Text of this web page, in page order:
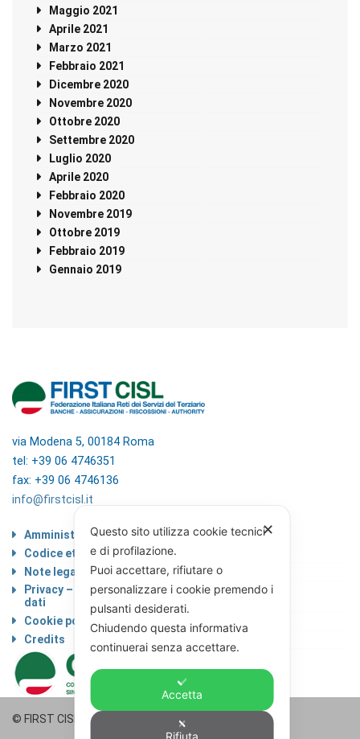
Maggio 2021
Aprile 2021
Marzo 2021
Febbraio 2021
Dicembre 2020
Novembre 2020
Ottobre 2020
Settembre 2020
Luglio 2020
Aprile 2020
Febbraio 2020
Novembre 2019
Ottobre 2019
Febbraio 2019
Gennaio 2019
via Modena 5, 00184 Roma
tel: +39 06 4746351
fax: +39 06 4746136
info@firstcisl.it
Amministrazione trasparente
Codice etico
Note legali
Privacy – Informativa sul trattamento dei
dati
Cookie policy
Credits
© FIRST CISL - C.F. 80122130588
✕
Questo sito utilizza cookie tecnici
e di profilazione.
Puoi accettare, rifiutare o
personalizzare i cookie premendo i
pulsanti desiderati.
Chiudendo questa informativa
continuerai senza accettare.
Accetta
Rifiuta